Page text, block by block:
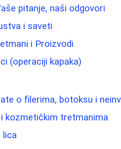
pitanje, naši odgovori
i saveti
i Proizvodi
(operaciji kapaka)
o filerima, botoksu i
kozmetičkim tretmanima
lica